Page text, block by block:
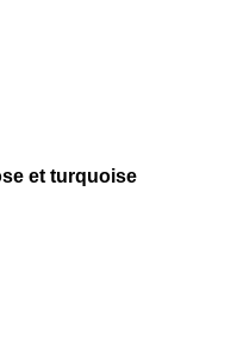
et turquoise